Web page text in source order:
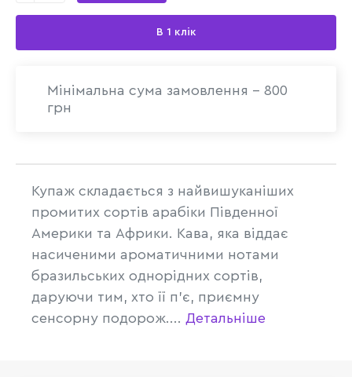
В 1 клік
Мінімальна сума замовлення - 800
грн
Купаж складається з найвишуканіших
промитих сортів арабіки Південної
Америки та Африки. Кава, яка віддає
насиченими ароматичними нотами
бразильських однорідних сортів,
даруючи тим, хто її п’є, приємну
сенсорну подорож.... Детальніше